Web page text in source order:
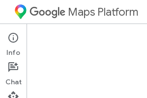
Maps Platform
Map Tiles API
Panduan
Info
Chat